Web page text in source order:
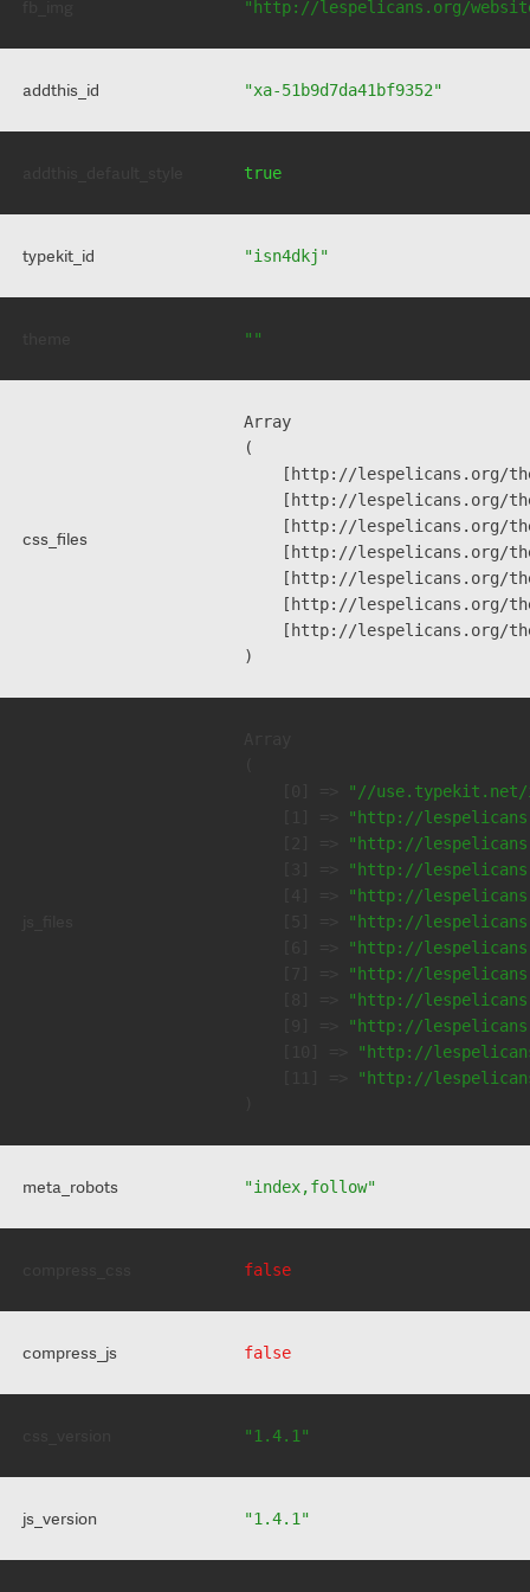
"http://lespelicans.org/websites/
addthis_id "xa-51b9d7da41bf9352"
true
typekit_id "isn4dkj"
""
css_files
Array
(
[http://lespelicans.org/
[http://lespelicans.org/
[http://lespelicans.org/
[http://lespelicans.org/
[http://lespelicans.org/
[http://lespelicans.org/
[http://lespelicans.org/
"//
"http://
"http://
"http://
"http://
"http://
"http://
"http://
"http://
"http://
"http://
"http://
meta_robots "index,follow"
false
compress_js false
"1.4.1"
js_version "1.4.1"